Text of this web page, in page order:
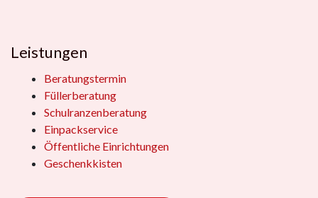
Leistungen
Beratungstermin
Füllerberatung
Schulranzenberatung
Einpackservice
Öffentliche Einrichtungen
Geschenkkisten